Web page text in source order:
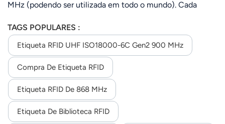
Polski
Tiếng Việt
magyar
MHz (podendo ser utilizada em todo o mundo). Cada
É projetado para gerenciamento de vestuário,
rastreamento de bagagens em aeroportos, gerenciamento
logístico, gerenciamento de ativos, etc.
TAGS POPULARES :
Etiqueta RFID UHF ISO18000-6C Gen2 900 MHz
Compra De Etiqueta RFID
Etiqueta RFID De 868 MHz
Etiqueta De Biblioteca RFID